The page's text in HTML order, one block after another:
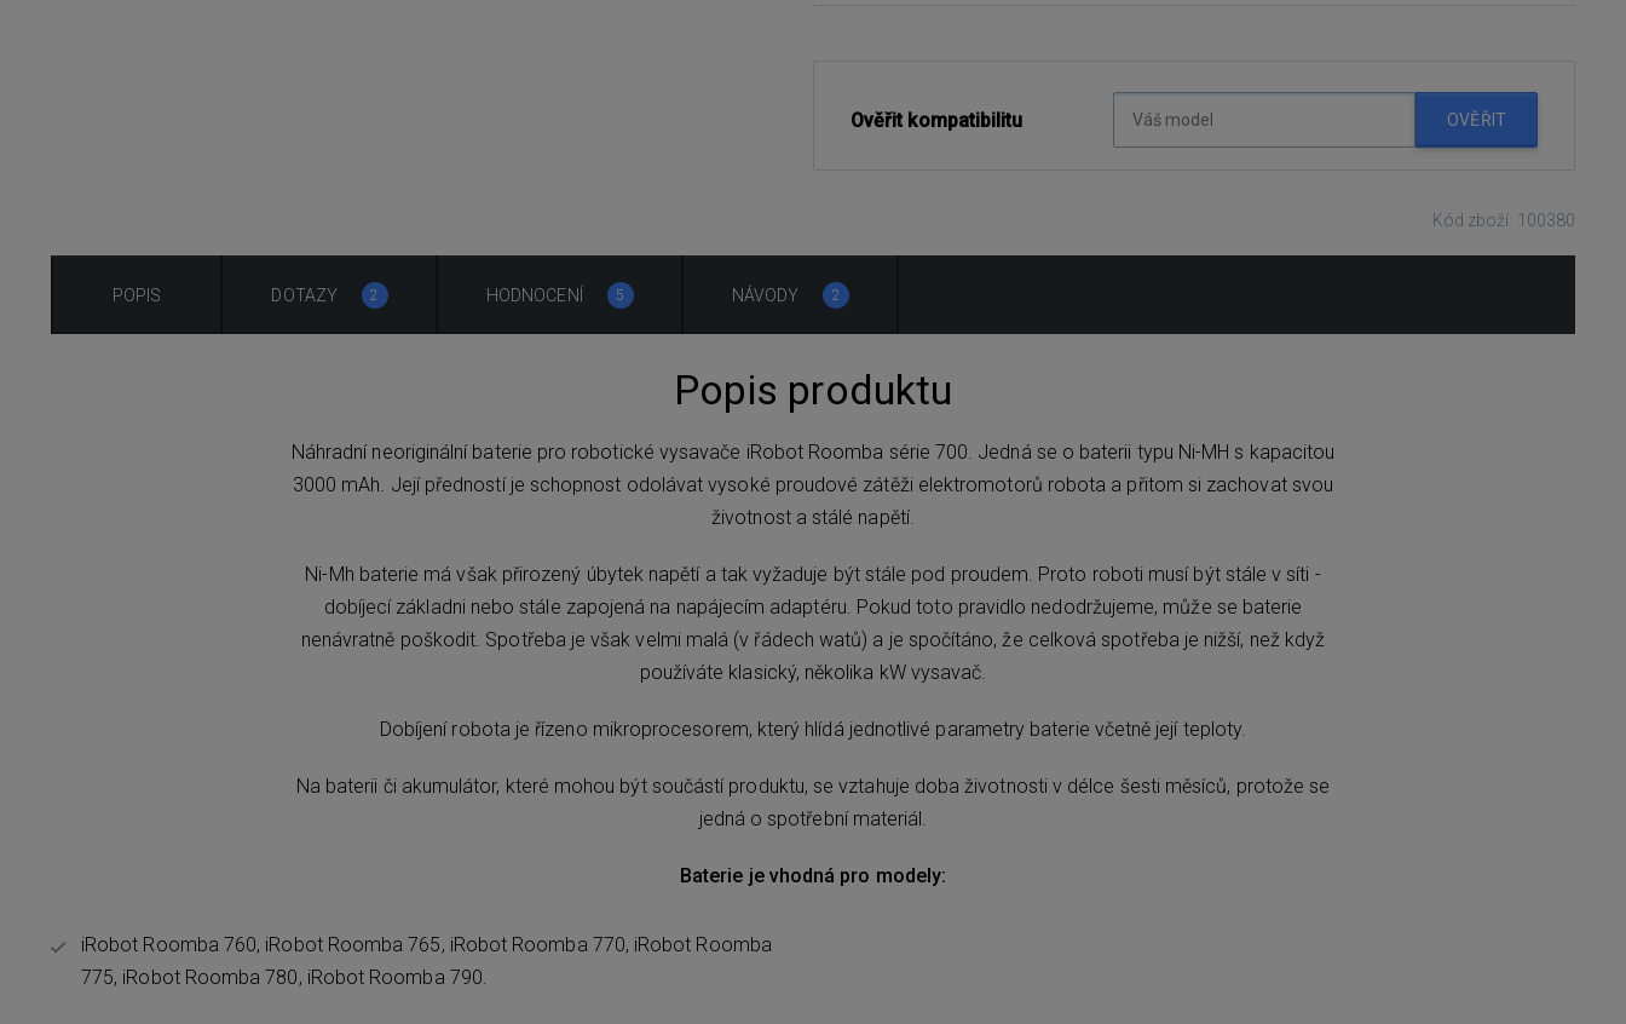
Ověřit kompatibilitu OVĚŘIT
Kód zboží: 100380
POPIS DOTAZY 2 HODNOCENÍ 5 NÁVODY 2
Popis produktu
Náhradní neoriginální baterie pro robotické vysavače iRobot Roomba série 700. Jedná se o baterii typu Ni-MH s kapacitou
3000 mAh. Její předností je schopnost odolávat vysoké proudové zátěži elektromotorů robota a přitom si zachovat svou
životnost a stálé napětí.
Ni-Mh baterie má však přirozený úbytek napětí a tak vyžaduje být stále pod proudem. Proto roboti musí být stále v síti -
dobíjecí základni nebo stále zapojená na napájecím adaptéru. Pokud toto pravidlo nedodržujeme, může se baterie
nenávratně poškodit. Spotřeba je však velmi malá (v řádech watů) a je spočítáno, že celková spotřeba je nižší, než když
používáte klasický, několika kW vysavač.
Dobíjení robota je řízeno mikroprocesorem, který hlídá jednotlivé parametry baterie včetně její teploty.
Na baterii či akumulátor, které mohou být součástí produktu, se vztahuje doba životnosti v délce šesti měsíců, protože se
jedná o spotřební materiál.
Baterie je vhodná pro modely:
iRobot Roomba 760, iRobot Roomba 765, iRobot Roomba 770, iRobot Roomba
775, iRobot Roomba 780, iRobot Roomba 790.